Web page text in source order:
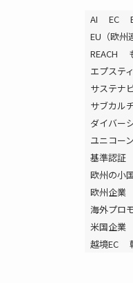
AI EC
EU（欧州
REACH
エプステ
サステナ
サブカル
ダイバー
ユニコー
基準認証
欧州の小
欧州企業
海外プロ
米国企業
越境EC